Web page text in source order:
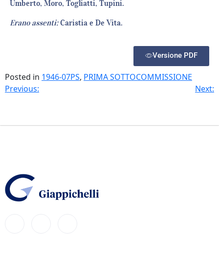
Umberto, Moro, Togliatti, Tupini.
Erano assenti:Caristia e De Vita.
Versione PDF
Posted in 1946-07PS, PRIMA SOTTOCOMMISSIONE
Previous:
Next: